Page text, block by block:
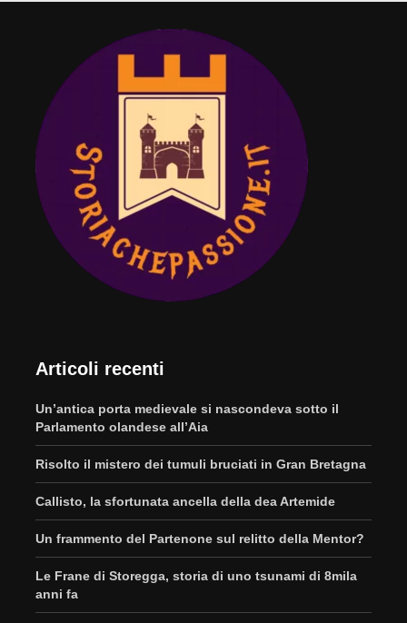
Articoli recenti
Un’antica porta medievale si nascondeva sotto il
Parlamento olandese all’Aia
Risolto il mistero dei tumuli bruciati in Gran Bretagna
Callisto, la sfortunata ancella della dea Artemide
Un frammento del Partenone sul relitto della Mentor?
Le Frane di Storegga, storia di uno tsunami di 8mila
anni fa